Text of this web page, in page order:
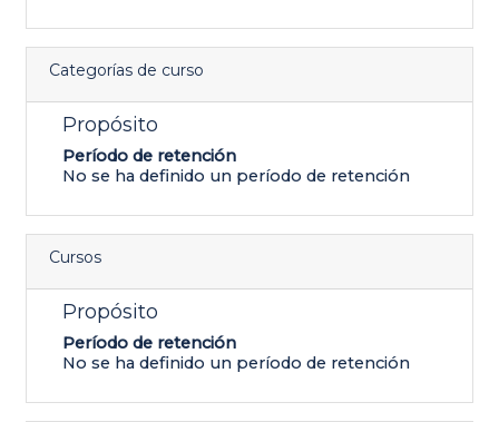
Categorías de curso
Propósito
Período de retención
No se ha definido un período de retención
Cursos
Propósito
Período de retención
No se ha definido un período de retención